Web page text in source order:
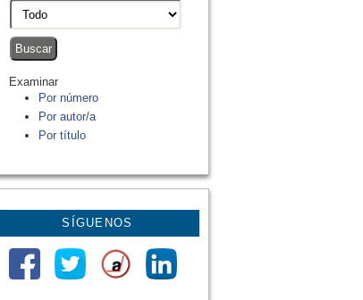
Examinar
Por número
Por autor/a
Por título
SÍGUENOS